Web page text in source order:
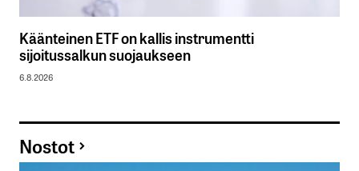
Käänteinen ETF on kallis instrumentti
sijoitussalkun suojaukseen
6.8.2026
Nostot